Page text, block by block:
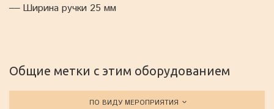
Ширина ручки 25 мм
Общие метки с этим оборудованием
ПО ВИДУ МЕРОПРИЯТИЯ